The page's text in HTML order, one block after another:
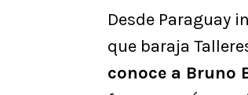
Desde Paraguay
que baraja
conoce a Bruno